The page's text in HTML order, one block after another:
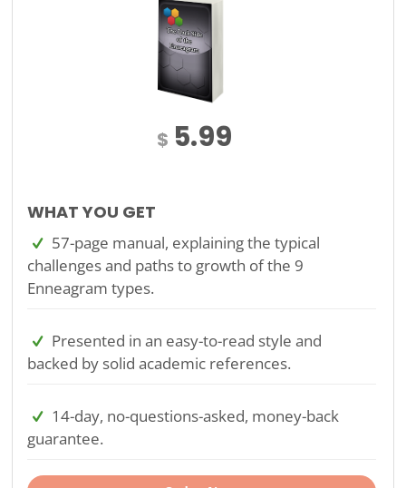
$ 5.99
WHAT YOU GET
57-page manual, explaining the typical
challenges and paths to growth of the 9
Enneagram types.
Presented in an easy-to-read style and
backed by solid academic references.
14-day, no-questions-asked, money-back
guarantee.